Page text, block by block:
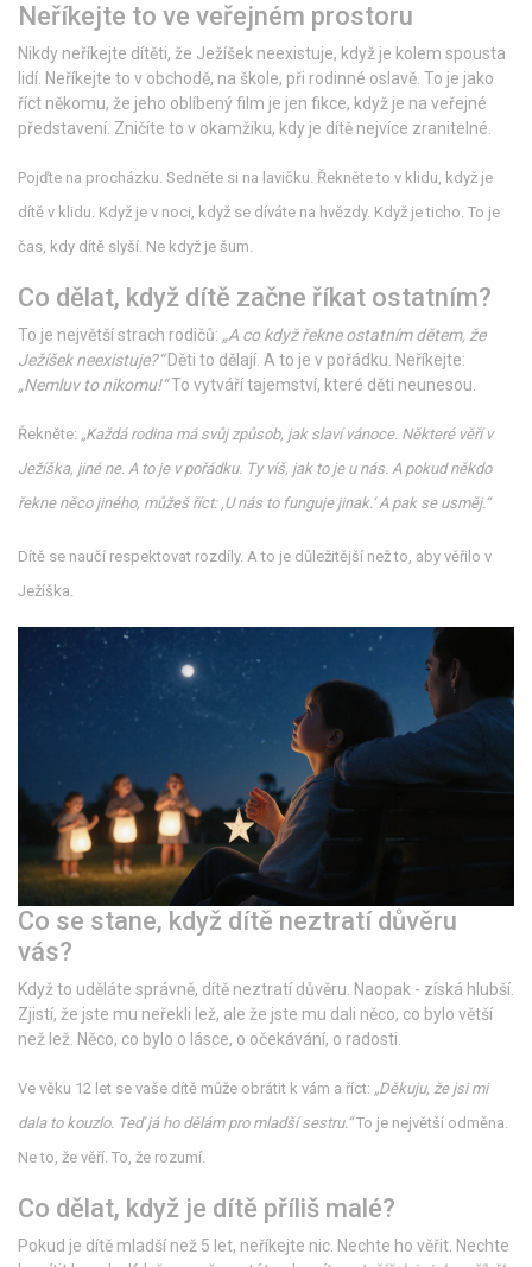
Neříkejte to ve veřejném prostoru
Nikdy neříkejte dítěti, že Ježíšek neexistuje, když je kolem spousta
lidí. Neříkejte to v obchodě, na škole, při rodinné oslavě. To je jako
říct někomu, že jeho oblíbený film je jen fikce, když je na veřejné
představení. Zničíte to v okamžiku, kdy je dítě nejvíce zranitelné.
Pojďte na procházku. Sedněte si na lavičku. Řekněte to v klidu, když je
dítě v klidu. Když je v noci, když se díváte na hvězdy. Když je ticho. To je
čas, kdy dítě slyší. Ne když je šum.
Co dělat, když dítě začne říkat ostatním?
To je největší strach rodičů: „A co když řekne ostatním dětem, že
Ježíšek neexistuje?“Děti to dělají. A to je v pořádku. Neříkejte:
„Nemluv to nikomu!“To vytváří tajemství, které děti neunesou.
Řekněte: „Každá rodina má svůj způsob, jak slaví vánoce. Některé věří v
Ježíška, jiné ne. A to je v pořádku. Ty víš, jak to je u nás. A pokud někdo
řekne něco jiného, můžeš říct: ‚U nás to funguje jinak.‘ A pak se usměj.“
Dítě se naučí respektovat rozdíly. A to je důležitější než to, aby věřilo v
Ježíška.
Co se stane, když dítě neztratí důvěru
vás?
Když to uděláte správně, dítě neztratí důvěru. Naopak - získá hlubší.
Zjistí, že jste mu neřekli lež, ale že jste mu dali něco, co bylo větší
než lež. Něco, co bylo o lásce, o očekávání, o radosti.
Ve věku 12 let se vaše dítě může obrátit k vám a říct: „Děkuju, že jsi mi
dala to kouzlo. Teď já ho dělám pro mladší sestru.“To je největší odměna.
Ne to, že věří. To, že rozumí.
Co dělat, když je dítě příliš malé?
Pokud je dítě mladší než 5 let, neříkejte nic. Nechte ho věřit. Nechte